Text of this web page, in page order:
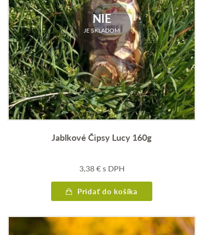
NIE
JE SKLADOM
Jablkové Čipsy Lucy 160g
3,38€s DPH
Pridať do košíka